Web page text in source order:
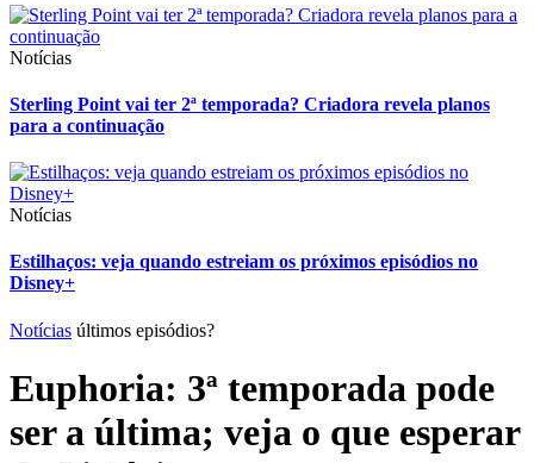
Notícias
Sterling Point vai ter 2ª temporada? Criadora revela planos
para a continuação
Notícias
Estilhaços: veja quando estreiam os próximos episódios no
Disney+
Notícias últimos episódios?
Euphoria: 3ª temporada pode
ser a última; veja o que esperar